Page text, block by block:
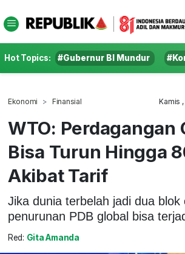
Hot Topics: #Gubernur BI Mundur
Ekonomi Finansial Kamis
WTO: Perdagangan
Bisa Turun Hingga
Akibat Tarif
Jika dunia terbelah jadi dua blok
penurunan PDB global bisa
Red: Gita Amanda